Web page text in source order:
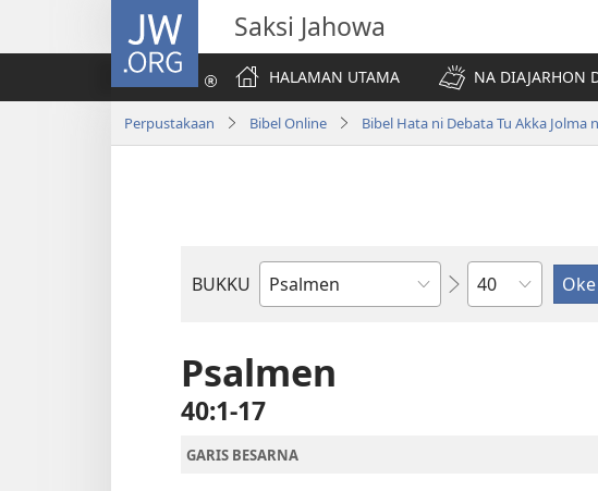
JW.ORG Saksi Jahowa
HALAMAN UTAMA
NA DIAJARHON
Perpustakaan Bibel Online Bibel Hata ni Debata Tu Akka
BUKKU
Bukku
Bindu
Psalmen
40:1-17
GARIS BESARNA